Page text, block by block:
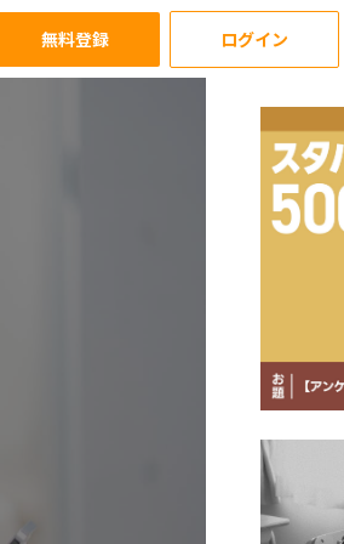
無料登録 ログイン